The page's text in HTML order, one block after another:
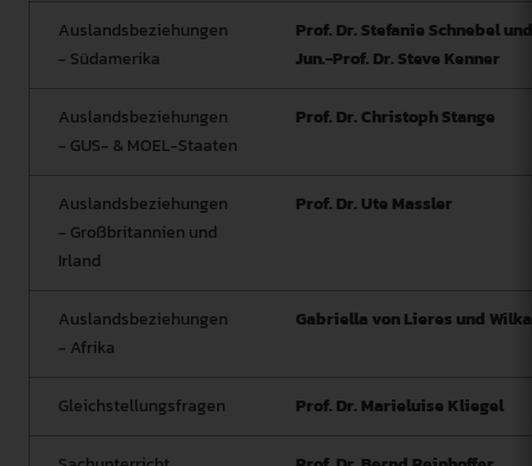
Auslandsbeziehungen
- Südamerika
Prof. Dr. Stefanie Schnebel und
Jun.-Prof. Dr. Steve Kenner
Auslandsbeziehungen
- GUS- & MOEL-Staaten
Prof. Dr. Christoph Stange
Auslandsbeziehungen
- Großbritannien und
Irland
Prof. Dr. Ute Massler
Auslandsbeziehungen
- Afrika
Gabriella von Lieres und
Gleichstellungsfragen Prof. Dr. Marieluise Kliegel